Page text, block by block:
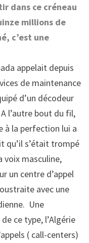
dans ce créneau
millions de
c’est une
appelait depuis
de maintenance
d’un décodeur
l’autre bout du fil,
à la perfection lui a
qu’il s’était trompé
voix masculine,
un centre d’appel
avec une
Une
ce type, l’Algérie
( call-centers)